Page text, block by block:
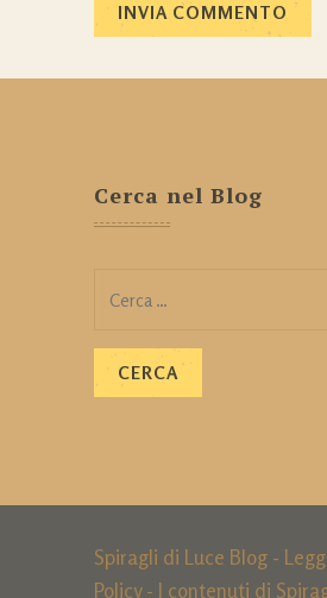
Cerca nel Blog
Spiragli di Luce Blog -
Policy- I contenuti di